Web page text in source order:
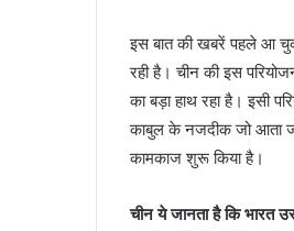
इस बात की खबरें पहले आ
रही है। चीन की इस
का बड़ा हाथ रहा है। इसी
काबुल के नजदीक जो आता
कामकाज शुरू किया है।
चीन ये जानता है कि भारत